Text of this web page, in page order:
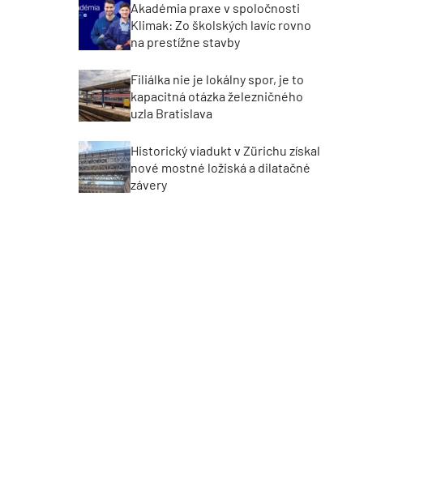
Akadémia praxe v spoločnosti
Klimak: Zo školských lavíc rovno
na prestížne stavby
Filiálka nie je lokálny spor, je to
kapacitná otázka železničného
uzla Bratislava
Historický viadukt v Zürichu získal
nové mostné ložiská a dilatačné
závery